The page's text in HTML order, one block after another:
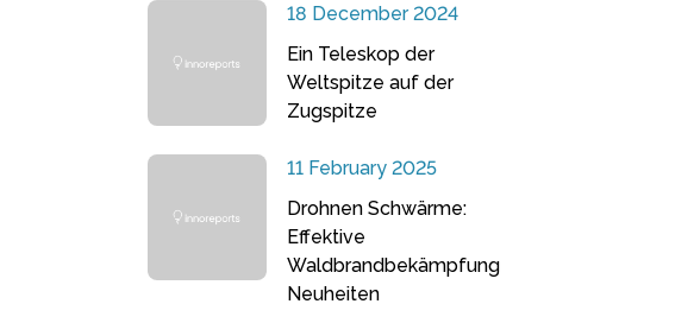
18 December 2024
Ein Teleskop der
Weltspitze auf der
Zugspitze
11 February 2025
Drohnen Schwärme:
Effektive
Waldbrandbekämpfung
Neuheiten